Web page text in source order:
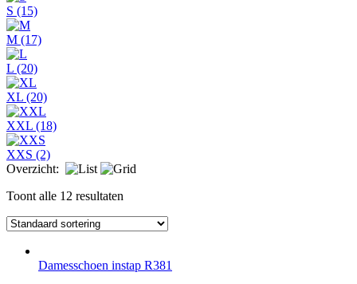
S (15)
M (17)
L (20)
XL (20)
XXL (18)
XXS (2)
Overzicht:
Toont alle 12 resultaten
Damesschoen instap R381